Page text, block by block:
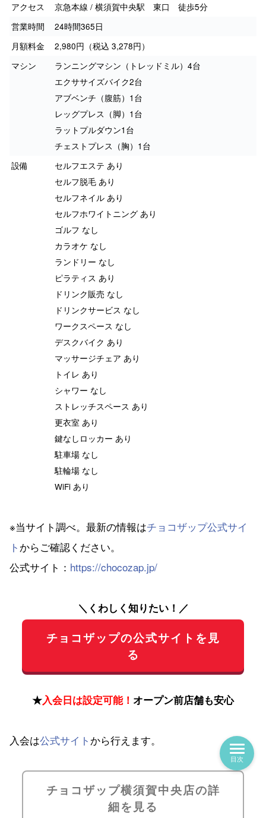
アクセス
京急本線 / 横須賀中央駅 東口 徒歩5分
営業時間
24時間365日
月額料金
2,980円（税込 3,278円）
マシン
ランニングマシン（トレッドミル）4台
エクササイズバイク2台
アブベンチ（腹筋）1台
レッグプレス（脚）1台
ラットプルダウン1台
チェストプレス（胸）1台
設備
セルフエステ あり
セルフ脱毛 あり
セルフネイル あり
セルフホワイトニング あり
ゴルフ なし
カラオケ なし
ランドリー なし
ピラティス あり
ドリンク販売 なし
ドリンクサービス なし
ワークスペース なし
デスクバイク あり
マッサージチェア あり
トイレ あり
シャワー なし
ストレッチスペース あり
更衣室 あり
鍵なしロッカー あり
駐車場 なし
駐輪場 なし
WiFi あり
※当サイト調べ。最新の情報はチョコザップ公式サイ
ト からご確認ください。
公式サイト： https://chocozap.jp/
＼くわしく知りたい！／
チョコザップの公式サイトを見
る
★入会日は設定可能！ オープン前店舗も安心
入会は公式サイト から行えます。
チョコザップ横須賀中央店の詳
細を見る
目次